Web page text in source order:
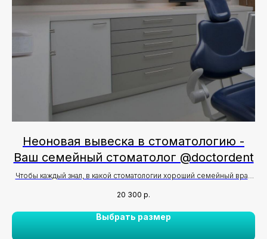
Неоновая вывеска в стоматологию -
Ваш семейный стоматолог @doctordent
Чтобы каждый знал, в какой стоматологии хороший семейный врач
20 300 р.
Выбрать размер